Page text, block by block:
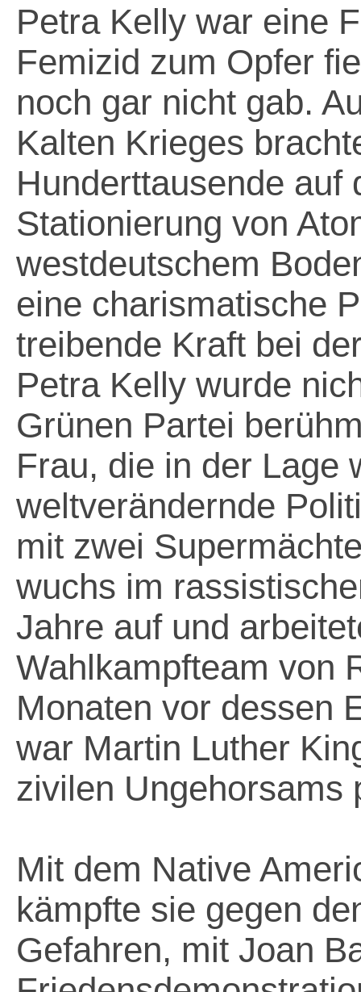
Petra Kelly war eine
Femizid zum Opfer
noch gar nicht gab.
Kalten Krieges
Hunderttausende auf
Stationierung von
westdeutschem
eine charismatische
treibende Kraft bei
Petra Kelly wurde
Grünen Partei
Frau, die in der Lage
weltverändernde
mit zwei
wuchs im
Jahre auf und
Wahlkampfteam von
Monaten vor dessen
war Martin Luther
zivilen Ungehorsams
Mit dem Native
kämpfte sie gegen
Gefahren, mit Joan